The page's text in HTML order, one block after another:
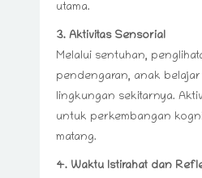
utama.
3. Aktivitas Sensorial
Melalui sentuhan,
pendengaran, anak
lingkungan sekitarnya.
untuk perkembangan
matang.
4. Waktu Istirahat dan